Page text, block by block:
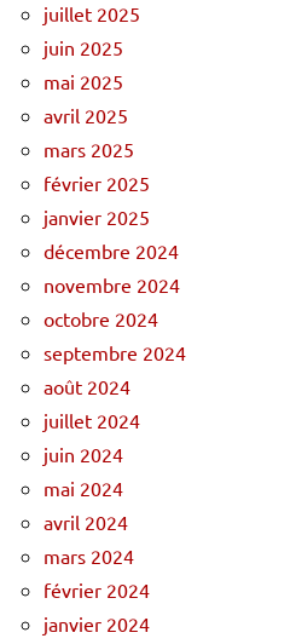
juillet 2025
juin 2025
mai 2025
avril 2025
mars 2025
février 2025
janvier 2025
décembre 2024
novembre 2024
octobre 2024
septembre 2024
août 2024
juillet 2024
juin 2024
mai 2024
avril 2024
mars 2024
février 2024
janvier 2024